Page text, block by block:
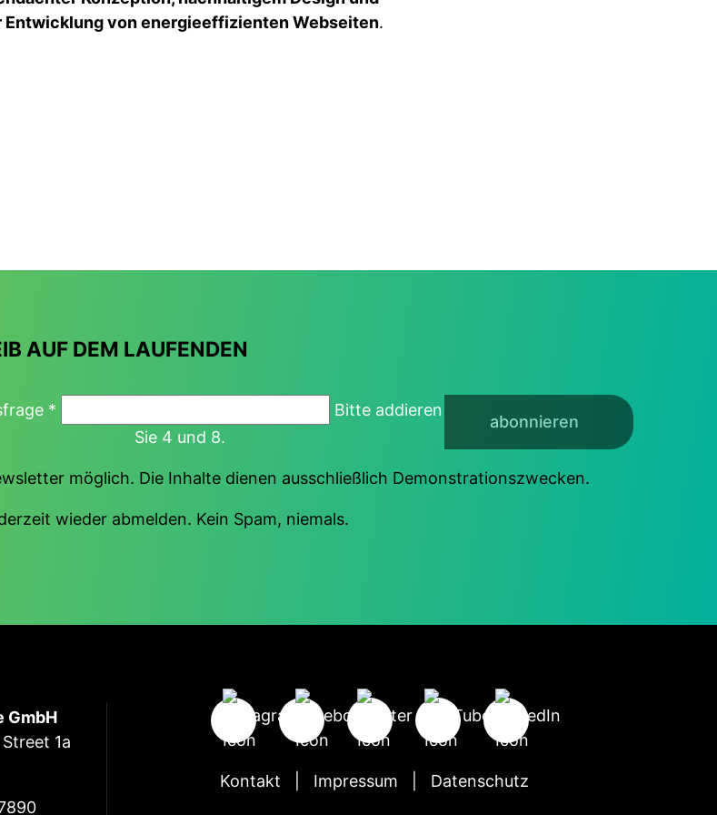
Entwicklung von energieeffizienten Webseiten.
AUF DEM LAUFENDEN
*
Bitte addieren
Sie 4 und 8.
abonnieren
möglich. Die Inhalte dienen ausschließlich Demonstrationszwecken.
wieder abmelden. Kein Spam, niemals.
GmbH
1a
Kontakt Impressum Datenschutz